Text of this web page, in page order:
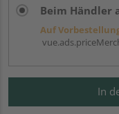
Beim Händler
Auf
In